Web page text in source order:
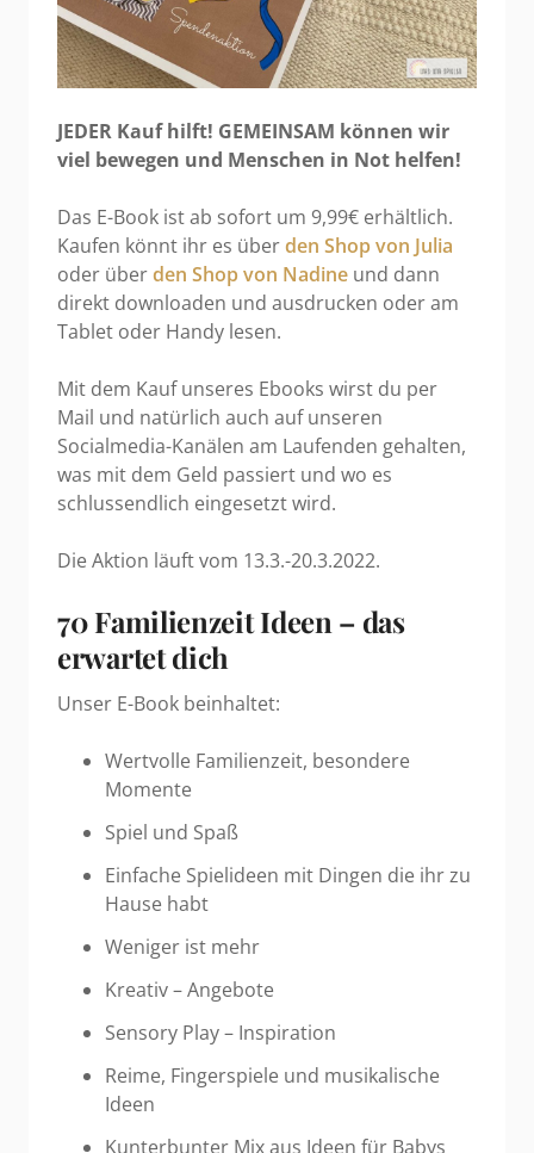
JEDER Kauf hilft! GEMEINSAM können wir
viel bewegen und Menschen in Not helfen!
Das E-Book ist ab sofort um 9,99€ erhältlich.
Kaufen könnt ihr es überden Shop von Julia
oder überden Shop von Nadine und dann
direkt downloaden und ausdrucken oder am
Tablet oder Handy lesen.
Mit dem Kauf unseres Ebooks wirst du per
Mail und natürlich auch auf unseren
Socialmedia-Kanälen am Laufenden gehalten,
was mit dem Geld passiert und wo es
schlussendlich eingesetzt wird.
Die Aktion läuft vom 13.3.-20.3.2022.
70 Familienzeit Ideen – das
erwartet dich
Unser E-Book beinhaltet:
Wertvolle Familienzeit, besondere
Momente
Spiel und Spaß
Einfache Spielideen mit Dingen die ihr zu
Hause habt
Weniger ist mehr
Kreativ – Angebote
Sensory Play – Inspiration
Reime, Fingerspiele und musikalische
Ideen
Kunterbunter Mix aus Ideen für Babys